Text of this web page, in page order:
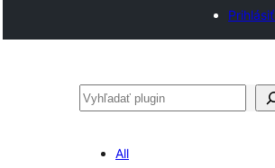
Hľadať
All